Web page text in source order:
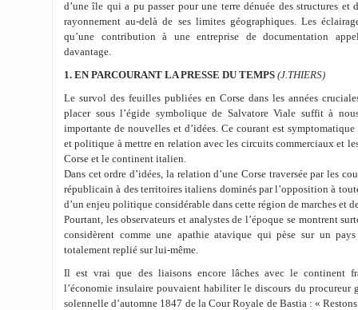
d’une île qui a pu passer pour une terre dénuée des structures et
rayonnement au-delà de ses limites géographiques. Les
qu’une contribution à une entreprise de documentation
davantage.
1. EN PARCOURANT LA PRESSE DU TEMPS (J.THIERS)
Le survol des feuilles publiées en Corse dans les années
placer sous l’égide symbolique de Salvatore Viale suffit à
importante de nouvelles et d’idées. Ce courant est
et politique à mettre en relation avec les circuits commerciaux et
Corse et le continent italien.
Dans cet ordre d’idées, la relation d’une Corse traversée par les
républicain à des territoires italiens dominés par l’opposition à
d’un enjeu politique considérable dans cette région de marches et
Pourtant, les observateurs et analystes de l’époque se montrent
considèrent comme une apathie atavique qui pèse sur un
totalement replié sur lui-même.
Il est vrai que des liaisons encore lâches avec le continent
l’économie insulaire pouvaient habiliter le discours du procureur
solennelle d’automne 1847 de la Cour Royale de Bastia : «